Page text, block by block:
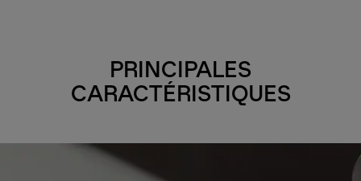
PRINCIPALES
CARACTÉRISTIQUES